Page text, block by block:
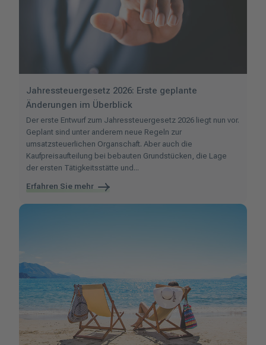
Jahressteuergesetz 2026: Erste geplante
Änderungen im Überblick
Der erste Entwurf zum Jahressteuergesetz 2026 liegt nun vor.
Geplant sind unter anderem neue Regeln zur
umsatzsteuerlichen Organschaft. Aber auch die
Kaufpreisaufteilung bei bebauten Grundstücken, die Lage
der ersten Tätigkeitsstätte und...
Erfahren Sie mehr